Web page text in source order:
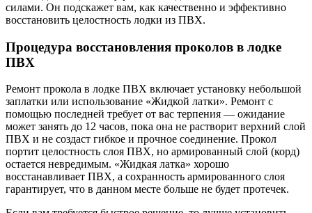
силами. Он подскажет вам, как качественно и эффективно
восстановить целостность лодки из ПВХ.
Процедура восстановления проколов в лодке
ПВХ
Ремонт прокола в лодке ПВХ включает установку небольшой
заплатки или использование «Жидкой латки». Ремонт с
помощью последней требует от вас терпения — ожидание
может занять до 12 часов, пока она не растворит верхний слой
ПВХ и не создаст гибкое и прочное соединение. Прокол
портит целостность слоя ПВХ, но армированный слой (корд)
остается невредимым. «Жидкая латка» хорошо
восстанавливает ПВХ, а сохранность армированного слоя
гарантирует, что в данном месте больше не будет протечек.